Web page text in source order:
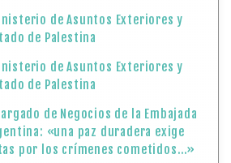
de Asuntos Exteriores y
de Palestina
de Asuntos Exteriores y
de Palestina
de Negocios de la Embajada
«una paz duradera exige
por los crímenes cometidos…»